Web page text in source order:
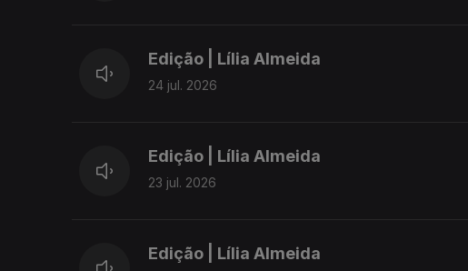
Edição | Lília Almeida
24 jul. 2026
Edição | Lília Almeida
23 jul. 2026
Edição | Lília Almeida